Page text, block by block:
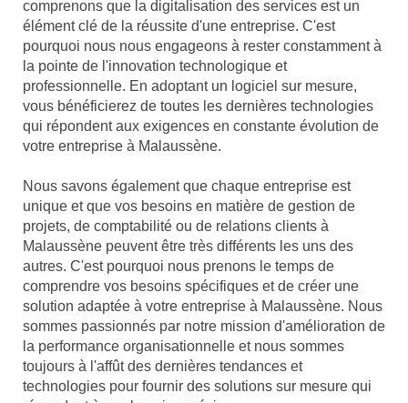
comprenons que la digitalisation des services est un
élément clé de la réussite d'une entreprise. C'est
pourquoi nous nous engageons à rester constamment à
la pointe de l'innovation technologique et
professionnelle. En adoptant un logiciel sur mesure,
vous bénéficierez de toutes les dernières technologies
qui répondent aux exigences en constante évolution de
votre entreprise à Malaussène.
Nous savons également que chaque entreprise est
unique et que vos besoins en matière de gestion de
projets, de comptabilité ou de relations clients à
Malaussène peuvent être très différents les uns des
autres. C'est pourquoi nous prenons le temps de
comprendre vos besoins spécifiques et de créer une
solution adaptée à votre entreprise à Malaussène. Nous
sommes passionnés par notre mission d'amélioration de
la performance organisationnelle et nous sommes
toujours à l'affût des dernières tendances et
technologies pour fournir des solutions sur mesure qui